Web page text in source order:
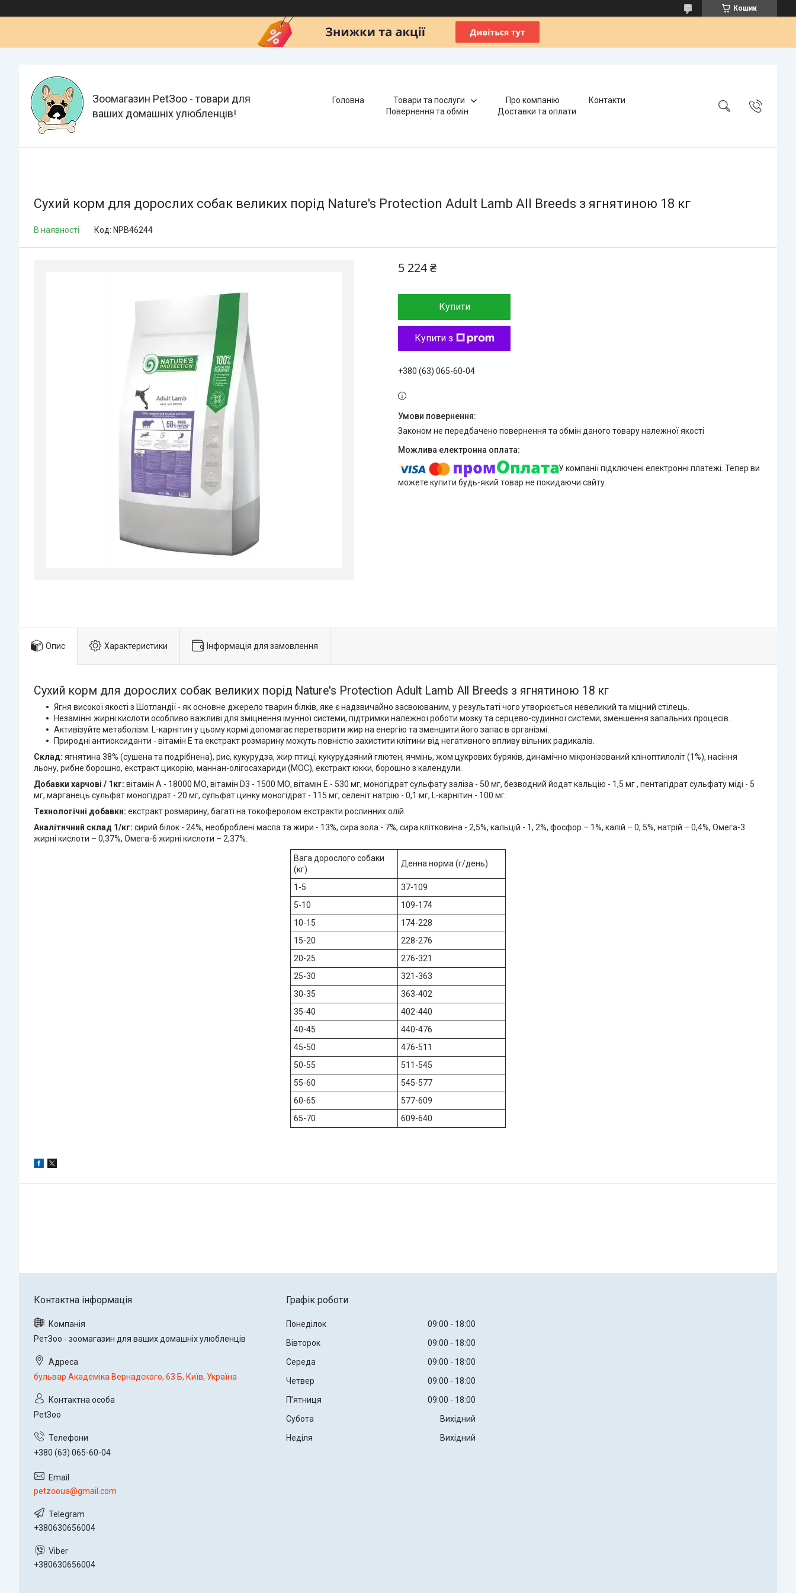
Кошик
Зоомагазин PetЗoo - товари для
ваших домашніх улюбленців!
Головна Товари та послуги Про компанію
Контакти
Повернення та обмін
Доставки та оплати
Сухий корм для дорослих собак великих порід Nature's Protection Adult Lamb All Breeds з ягнятиною 18 кг
В наявності Код: NPB46244
5 224 ₴
Купити
Купити з
+380 (63) 065-60-04
Законом не передбачено повернення та обмін даного товару належної якості
У компанії підключені електронні платежі. Тепер ви
можете купити будь-який товар не покидаючи сайту.
Опис Характеристики Інформація для замовлення
Сухий корм для дорослих собак великих порід Nature's Protection Adult Lamb All Breeds з ягнятиною 18 кг
Ягня високої якості з Шотландії - як основне джерело тварин білків, яке є надзвичайно засвоюваним, у результаті чого утворюється невеликий та міцний стілець.
Незамінні жирні кислоти особливо важливі для зміцнення імунної системи, підтримки належної роботи мозку та серцево-судинної системи, зменшення запальних процесів.
Активізуйте метаболізм: L-карнітин у цьому кормі допомагає перетворити жир на енергію та зменшити його запас в організмі.
Природні антиоксиданти - вітамін Е та екстракт розмарину можуть повністю захистити клітини від негативного впливу вільних радикалів.
Склад: ягнятина 38% (сушена та подрібнена), рис, кукурудза, жир птиці, кукурудзяний глютен, ячмінь, жом цукрових буряків, динамічно мікронізований кліноптилоліт (1%), насіння
льону, рибне борошно, екстракт цикорію, маннан-олігосахариди (МОС), екстракт юкки, борошно з календули.
Добавки харчові / 1кг: вітамін A - 18000 МО, вітамін D3 - 1500 МО, вітамін E - 530 мг, моногідрат сульфату заліза - 50 мг, безводний йодат кальцію - 1,5 мг , пентагідрат сульфату міді - 5
мг, марганець сульфат моногідрат - 20 мг, сульфат цинку моногідрат - 115 мг, селеніт натрію - 0,1 мг, L-карнітин - 100 мг.
Технологічні добавки: екстракт розмарину, багаті на токоферолом екстракти рослинних олій.
Аналітичний склад 1/кг: сирий білок - 24%, необроблені масла та жири - 13%, сира зола - 7%, сира клітковина - 2,5%, кальцій - 1, 2%, фосфор – 1%, калій – 0, 5%, натрій – 0,4%, Омега-3
жирні кислоти – 0,37%, Омега-6 жирні кислоти – 2,37%.
Вага дорослого собаки
(кг)
Денна норма (г/день)
1-5
37-109
5-10
109-174
10-15
174-228
15-20
228-276
20-25
276-321
25-30
321-363
30-35
363-402
35-40
402-440
40-45
440-476
45-50
476-511
50-55
511-545
55-60
545-577
60-65
577-609
65-70
609-640
РетЗоо - зоомагазин для ваших домашніх улюбленців
бульвар Академіка Вернадского, 63 Б, Київ, Україна
PetЗoo
+380 (63) 065-60-04
petzooua@gmail.com
+380630656004
+380630656004
Графік роботи
Понеділок 09:00
18:00
Вівторок
09:00
18:00
Середа
09:00
18:00
Четвер
09:00
18:00
Пʼятниця
09:00
18:00
Субота
Вихідний
Неділя
Вихідний